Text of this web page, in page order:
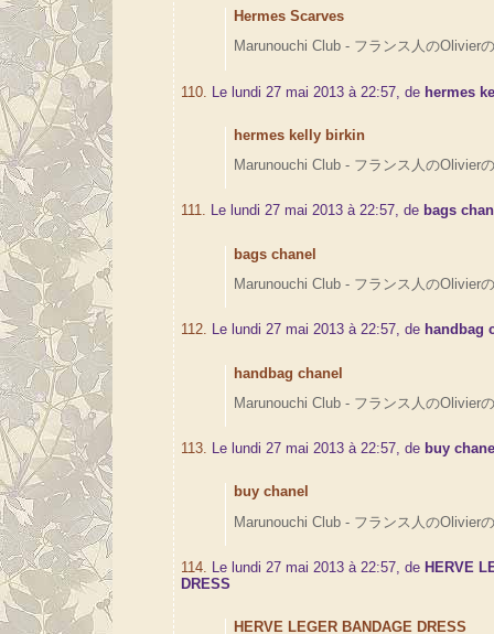
Hermes Scarves
Marunouchi Club - フランス人のOlivier
110. Le lundi 27 mai 2013 à 22:57, de hermes
hermes kelly birkin
Marunouchi Club - フランス人のOlivier
111. Le lundi 27 mai 2013 à 22:57, de bags
bags chanel
Marunouchi Club - フランス人のOlivier
112. Le lundi 27 mai 2013 à 22:57, de handbag
handbag chanel
Marunouchi Club - フランス人のOlivier
113. Le lundi 27 mai 2013 à 22:57, de buy
buy chanel
Marunouchi Club - フランス人のOlivier
114. Le lundi 27 mai 2013 à 22:57, de HERVE
DRESS
HERVE LEGER BANDAGE DRESS